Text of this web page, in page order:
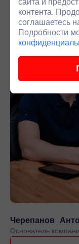
Черепанов
Основатель
сайта и
контента.
соглашаетесь
Подробности